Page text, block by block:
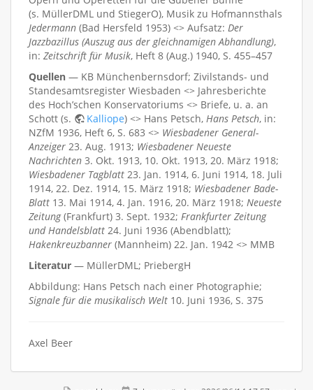
(s. MüllerDML und StiegerO), Musik zu Hofmannsthals
Jedermann (Bad Hersfeld 1953) <> Aufsatz: Der
Jazzbazillus (Auszug aus der gleichnamigen Abhandlung),
in: Zeitschrift für Musik, Heft 8 (Aug.) 1940, S. 455–457
Quellen — KB Münchenbernsdorf; Zivilstands- und
Standesamtsregister Wiesbaden <> Jahresberichte
des Hoch’schen Konservatoriums <> Briefe, u. a. an
Schott (s.
Kalliope) <> Hans Petsch, Hans Petsch, in:
NZfM 1936, Heft 6, S. 683 <> Wiesbadener General-
Anzeiger 23. Aug. 1913; Wiesbadener Neueste
Nachrichten 3. Okt. 1913, 10. Okt. 1913, 20. März 1918;
Wiesbadener Tagblatt 23. Jan. 1914, 6. Juni 1914, 18. Juli
1914, 22. Dez. 1914, 15. März 1918; Wiesbadener Bade-
Blatt 13. Mai 1914, 4. Jan. 1916, 20. März 1918; Neueste
Zeitung(Frankfurt) 3. Sept. 1932; Frankfurter Zeitung
und Handelsblatt 24. Juni 1936 (Abendblatt);
Hakenkreuzbanner (Mannheim) 22. Jan. 1942 <> MMB
Literatur — MüllerDML; PriebergH
Abbildung: Hans Petsch nach einer Photographie;
Signale für die musikalisch Welt 10. Juni 1936, S. 375
Axel Beer